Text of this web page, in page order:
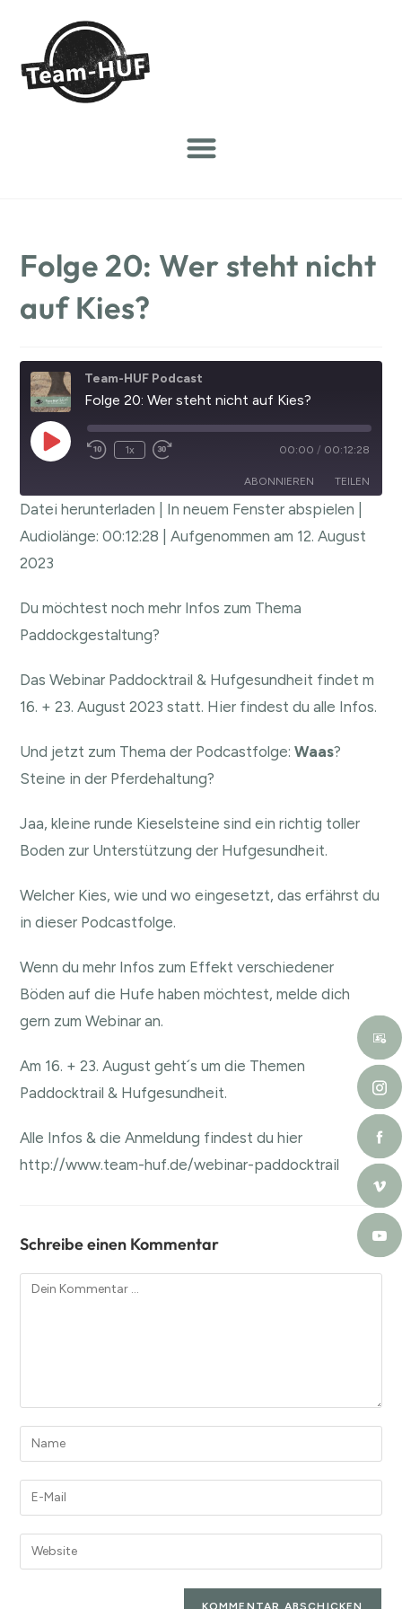
Folge 20: Wer steht nicht
auf Kies?
Team-HUF Podcast
Folge 20: Wer steht nicht auf Kies?
1x 00:00 / 00:12:28
ABONNIEREN TEILEN
RSS FEED
TEILEN
LINK
EMBED
Datei herunterladen In neuem Fenster abspielen
Audiolänge: 00:12:28 |Aufgenommen am 12. August
2023
Du möchtest noch mehr Infos zum Thema
Paddockgestaltung?
Das Webinar Paddocktrail & Hufgesundheit findet m
16. + 23. August 2023 statt. Hier findest du alle Infos.
Und jetzt zum Thema der Podcastfolge:Waas?
Steine in der Pferdehaltung?
Jaa, kleine runde Kieselsteine sind ein richtig toller
Boden zur Unterstützung der Hufgesundheit.
Welcher Kies, wie und wo eingesetzt, das erfährst du
in dieser Podcastfolge.
Wenn du mehr Infos zum Effekt verschiedener
Böden auf die Hufe haben möchtest, melde dich
gern zum Webinar an.
Am 16. + 23. August geht´s um die Themen
Paddocktrail & Hufgesundheit.
Alle Infos & die Anmeldung findest du hier
http://www.team-huf.de/webinar-paddocktrail
Schreibe einen Kommentar